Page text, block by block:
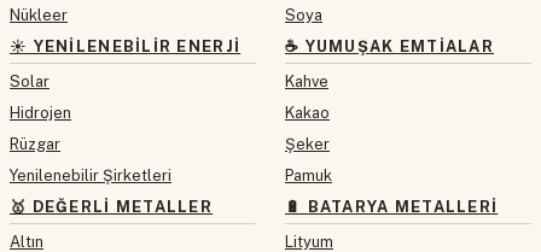
Nükleer
☀️ YENILENEBILIR ENERJI
Solar
Hidrojen
Rüzgar
Yenilenebilir Şirketleri
🥇 DEĞERLI METALLER
Altın
Soya
☕ YUMUŞAK EMTIALAR
Kahve
Kakao
Şeker
Pamuk
🔋 BATARYA METALLERI
Lityum